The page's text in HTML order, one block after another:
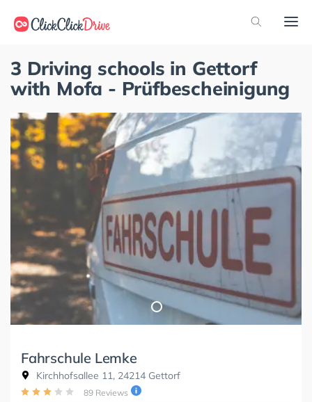
3 Driving schools in Gettorf
with Mofa - Prüfbescheinigung
Fahrschule Lemke
Kirchhofsallee 11, 24214 Gettorf
89 Reviews